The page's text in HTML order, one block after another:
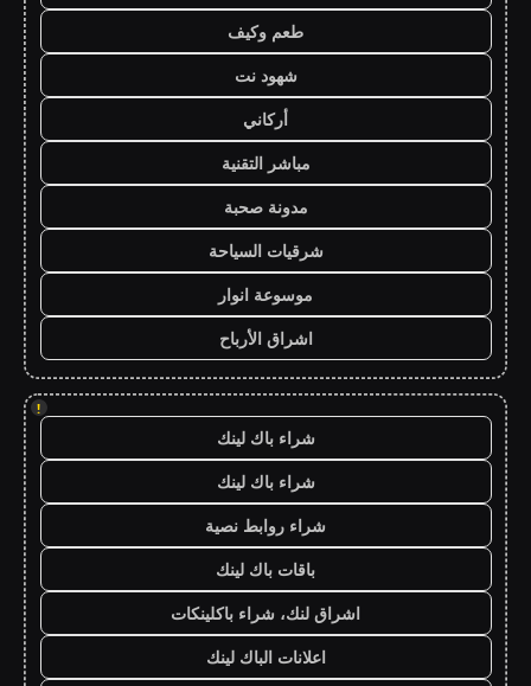
طعم وكيف
شهود نت
أركاني
مباشر التقنية
مدونة صحبة
شرقيات السياحة
موسوعة انوار
اشراق الأرباح
!
شراء باك لينك
شراء باك لينك
شراء روابط نصية
باقات باك لينك
اشراق لنك، شراء باكلينكات
اعلانات الباك لينك